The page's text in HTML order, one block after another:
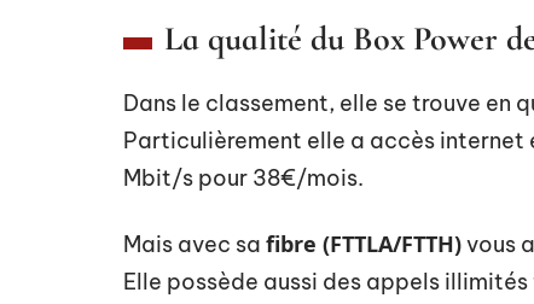
La qualité du Box Power
Dans le classement, elle se trouve
Particulièrement elle a accès internet
Mbit/s pour 38€/mois.
Mais avec sa fibre (FTTLA/FTTH)vous
Elle possède aussi des appels